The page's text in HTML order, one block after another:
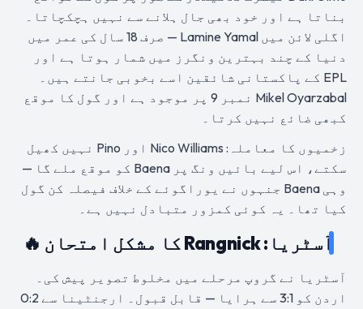
بناتا ہے اور خود بھی جال ہلانے سے نہیں ہچکچاتا۔
اگلی لائن میں Lamine Yamal — صرف 18 سال کی عمر میں
دنیا کے چند بہترین ونگرز میں شمار ہوتا ہے اور
EPL کے پاکستانی شائقین اسے بخوبی جانتے ہیں۔
Mikel Oyarzabal نمبر 9 پر موجود ہے اور گول کا موقع
کبھی ضائع نہیں کرتا۔
زخمیوں کا معاملہ: Nico Williams اور Pino نہیں کھیل
سکتے، اس لیے بائیں ونگ پر Baena کو موقع ملے گا —
وہی Baena جنہوں نے یوراگوئے کے خلاف فیصلہ کن گول
کیا تھا۔ یہ کوئی کمزور متبادل نہیں ہے۔
آسٹریا: Rangnick کا مشکل امتحان 🔥
آسٹریا نے گروپ مرحلے میں مخلوط تصویر پیش کی۔
اردن کو 3:1 سے ہرایا — قابل قبول۔ ارجنٹینا سے 0:2